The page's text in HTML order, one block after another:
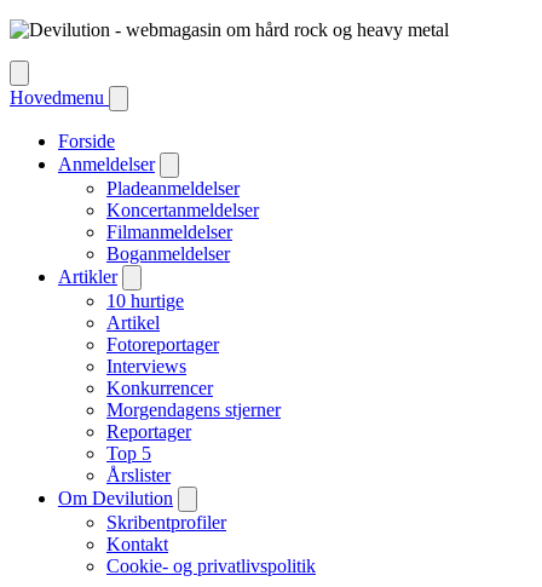
Hovedmenu
Forside
Anmeldelser
Pladeanmeldelser
Koncertanmeldelser
Filmanmeldelser
Boganmeldelser
Artikler
10 hurtige
Artikel
Fotoreportager
Interviews
Konkurrencer
Morgendagens stjerner
Reportager
Top 5
Årslister
Om Devilution
Skribentprofiler
Kontakt
Cookie- og privatlivspolitik